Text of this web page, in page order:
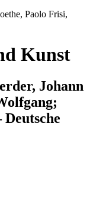
Paolo Frisi,
Kunst
Johann